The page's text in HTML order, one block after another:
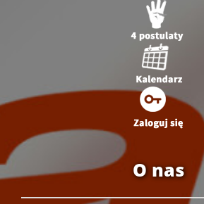
O nas